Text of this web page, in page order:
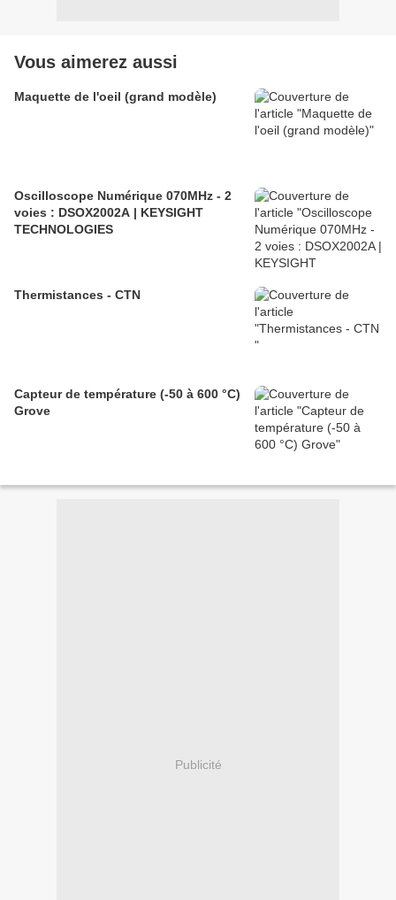
Vous aimerez aussi
Maquette de l'oeil (grand modèle)
Oscilloscope Numérique 070MHz - 2
voies : DSOX2002A | KEYSIGHT
TECHNOLOGIES
Thermistances - CTN
Capteur de température (-50 à 600 °C)
Grove
Publicité